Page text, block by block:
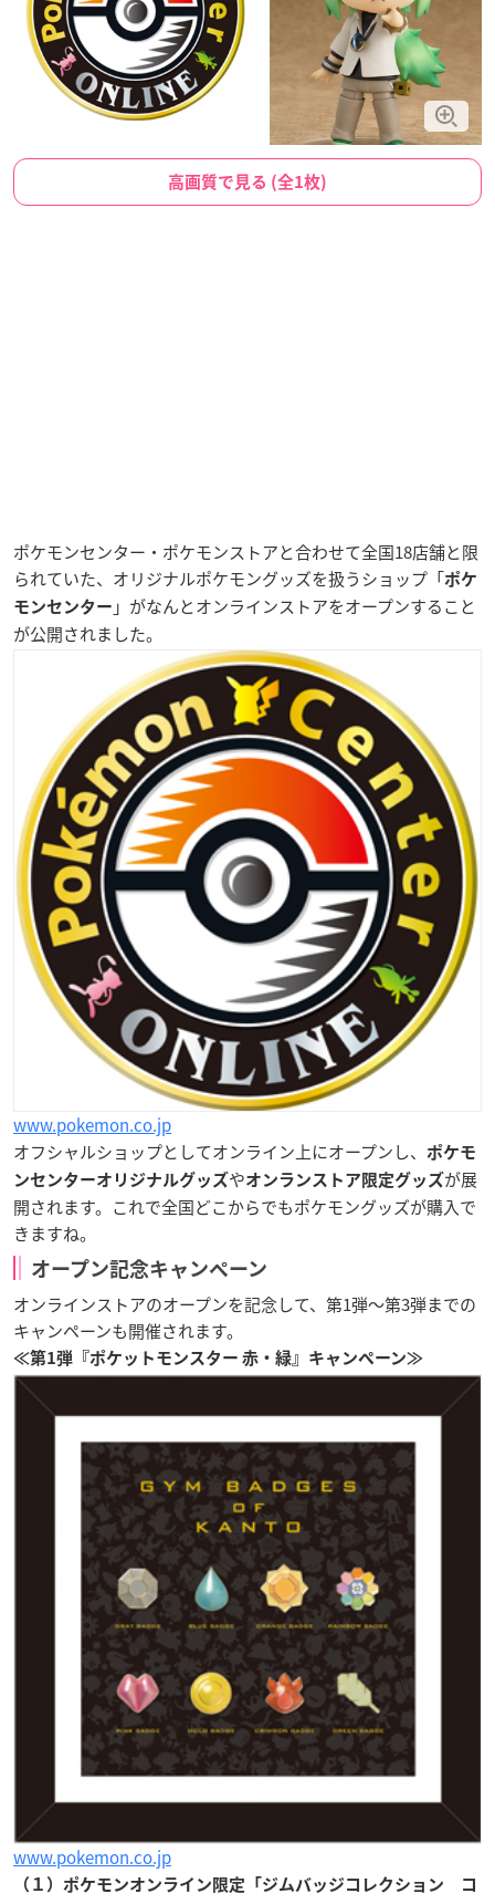
高画質で見る (全1枚)
ポケモンセンター・ポケモンストアと合わせて全国18店舗と限
られていた、オリジナルポケモングッズを扱うショップ「ポケ
モンセンター 」がなんとオンラインストアをオープンすること
が公開されました。
www.pokemon.co.jp
オフシャルショップとしてオンライン上にオープンし、
ポケモ
ンセンターオリジナルグッズ やオンランストア限定グッズ が展
開されます。これで全国どこからでもポケモングッズが購入で
きますね。
オープン記念キャンペーン
オンラインストアのオープンを記念して、第1弾〜第3弾までの
キャンペーンも開催されます。
≪第1弾『ポケットモンスター 赤・緑』キャンペーン≫
www.pokemon.co.jp
（１）ポケモンオンライン限定「ジムバッジコレクション コ